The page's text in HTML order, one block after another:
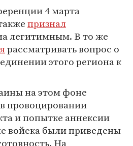
4 марта
признал
легитимным. В то же
рассматривать вопрос о
этого региона к
на этом фоне
провоцировании
и попытке аннексии
войска были приведены
На